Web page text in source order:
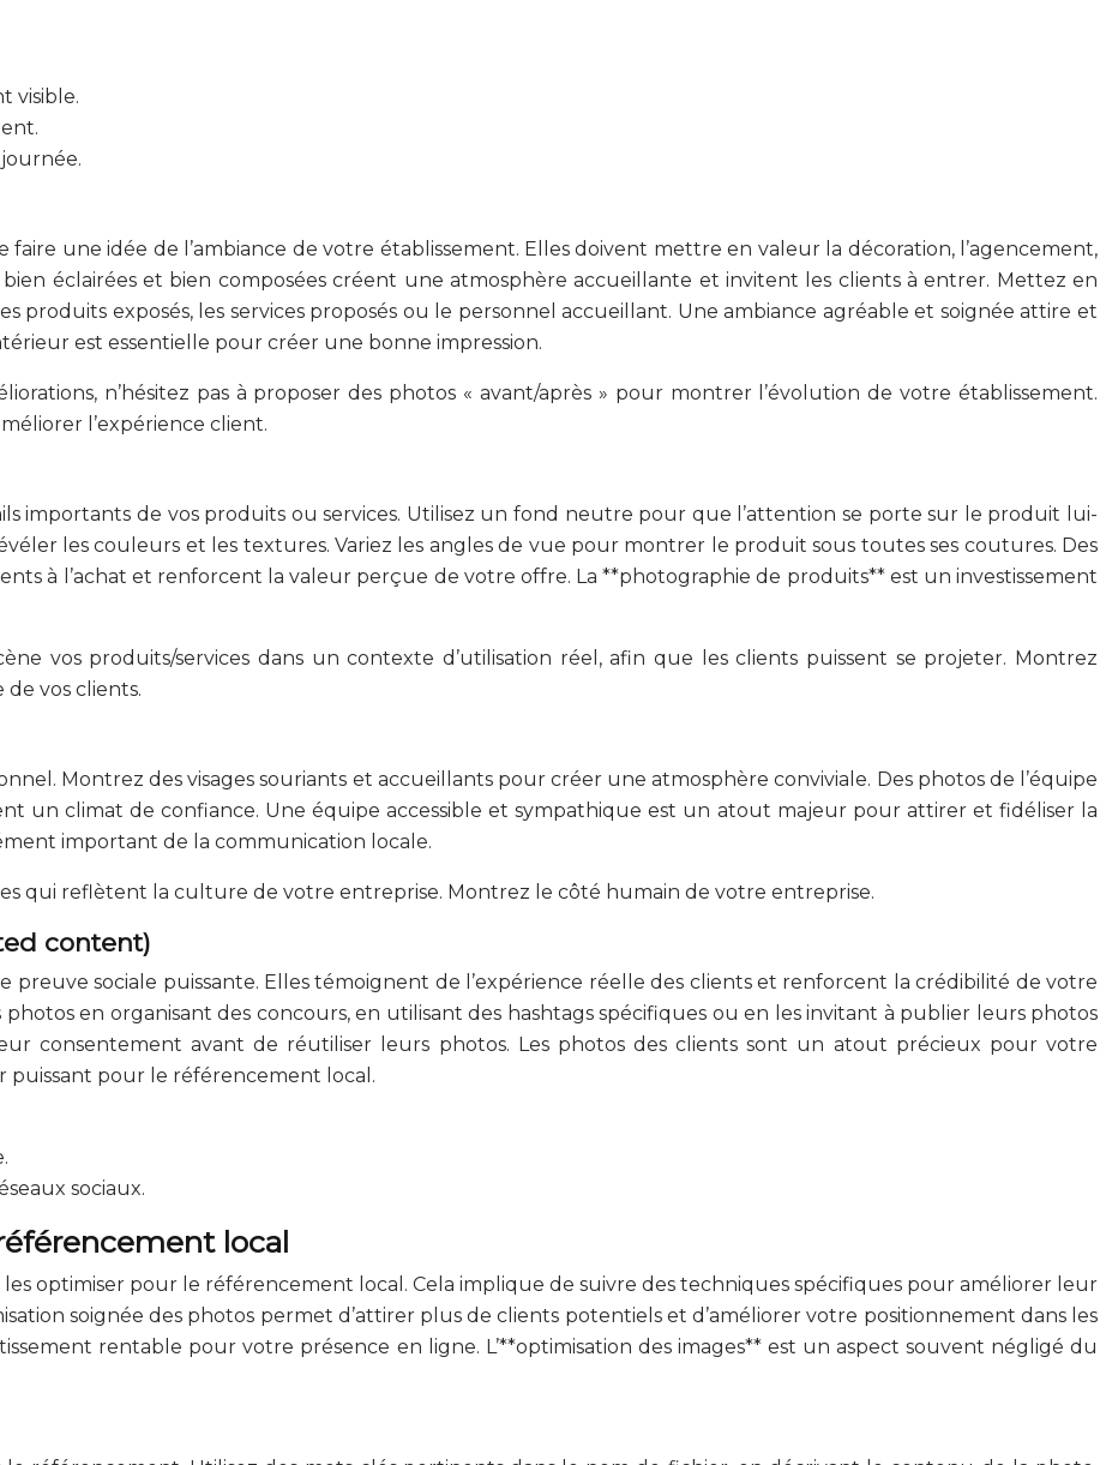
visible.
une idée de l’ambiance de votre établissement. Elles doivent mettre en valeur la décoration, l’agencement,
éclairées et bien composées créent une atmosphère accueillante et invitent les clients à entrer. Mettez en
produits exposés, les services proposés ou le personnel accueillant. Une ambiance agréable et soignée attire et
est essentielle pour créer une bonne impression.
n’hésitez pas à proposer des photos « avant/après » pour montrer l’évolution de votre établissement.
l’expérience client.
importants de vos produits ou services. Utilisez un fond neutre pour que l’attention se porte sur le produit lui-
les couleurs et les textures. Variez les angles de vue pour montrer le produit sous toutes ses coutures. Des
à l’achat et renforcent la valeur perçue de votre offre. La **photographie de produits** est un investissement
vos produits/services dans un contexte d’utilisation réel, afin que les clients puissent se projeter. Montrez
vos clients.
Montrez des visages souriants et accueillants pour créer une atmosphère conviviale. Des photos de l’équipe
un climat de confiance. Une équipe accessible et sympathique est un atout majeur pour attirer et fidéliser la
important de la communication locale.
qui reflètent la culture de votre entreprise. Montrez le côté humain de votre entreprise.
content)
preuve sociale puissante. Elles témoignent de l’expérience réelle des clients et renforcent la crédibilité de votre
en organisant des concours, en utilisant des hashtags spécifiques ou en les invitant à publier leurs photos
consentement avant de réutiliser leurs photos. Les photos des clients sont un atout précieux pour votre
puissant pour le référencement local.
sociaux.
local
optimiser pour le référencement local. Cela implique de suivre des techniques spécifiques pour améliorer leur
soignée des photos permet d’attirer plus de clients potentiels et d’améliorer votre positionnement dans les
rentable pour votre présence en ligne. L’**optimisation des images** est un aspect souvent négligé du